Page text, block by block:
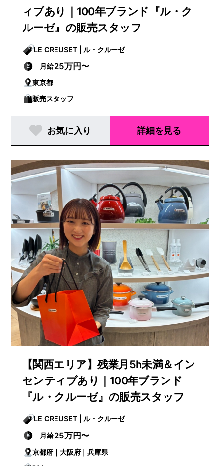
ィブあり｜100年ブランド『ル・ク
ルーゼ』の販売スタッフ
LE CREUSET | ル・クルーゼ
月給25万円〜
東京都
販売スタッフ
お気に入り 詳細を見る
【関西エリア】残業月5h未満＆イン
センティブあり｜100年ブランド
『ル・クルーゼ』の販売スタッフ
LE CREUSET | ル・クルーゼ
月給25万円〜
京都府｜大阪府｜兵庫県